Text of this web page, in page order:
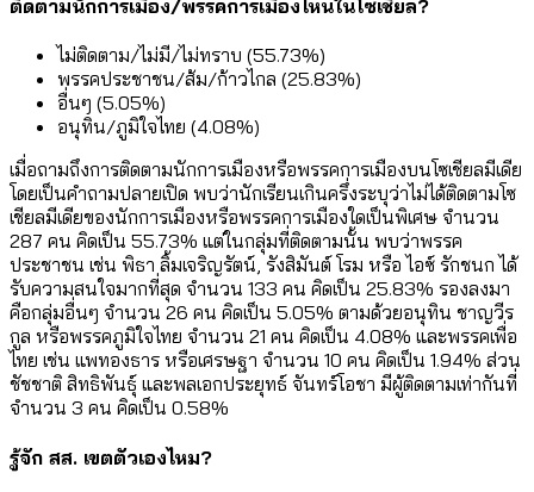
ติดตามนักการเมือง/พรรคการเมืองไหนในโซเชียล?
ไม่ติดตาม/ไม่มี/ไม่ทราบ (55.73%)
พรรคประชาชน/ส้ม/ก้าวไกล (25.83%)
อื่นๆ (5.05%)
อนุทิน/ภูมิใจไทย (4.08%)
เมื่อถามถึงการติดตามนักการเมืองหรือพรรคการเมืองบนโซเชียลมีเดีย
โดยเป็นคำถามปลายเปิด พบว่านักเรียนเกินครึ่งระบุว่าไม่ได้ติดตามโซ
เชียลมีเดียของนักการเมืองหรือพรรคการเมืองใดเป็นพิเศษ จำนวน
287 คน คิดเป็น 55.73% แต่ในกลุ่มที่ติดตามนั้น พบว่าพรรค
ประชาชน เช่น พิธา ลิ้มเจริญรัตน์, รังสิมันต์ โรม หรือ ไอซ์ รักชนก ได้
รับความสนใจมากที่สุด จำนวน 133 คน คิดเป็น 25.83% รองลงมา
คือกลุ่มอื่นๆ จำนวน 26 คน คิดเป็น 5.05% ตามด้วยอนุทิน ชาญวีร
กูล หรือพรรคภูมิใจไทย จำนวน 21 คน คิดเป็น 4.08% และพรรคเพื่อ
ไทย เช่น แพทองธาร หรือเศรษฐา จำนวน 10 คน คิดเป็น 1.94% ส่วน
ชัชชาติ สิทธิพันธุ์ และพลเอกประยุทธ์ จันทร์โอชา มีผู้ติดตามเท่ากันที่
จำนวน 3 คน คิดเป็น 0.58%
รู้จัก สส. เขตตัวเองไหม?